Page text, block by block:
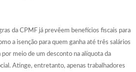
da CPMF já prevêem benefícios fiscais para
a isenção para quem ganha até três salários
meio de um desconto na alíquota da
Atinge, entretanto, apenas trabalhadores